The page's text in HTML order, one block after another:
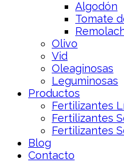
Algodón
Tomate
Olivo
Vid
Oleaginosas
Leguminosas
Productos
Fertilizantes
Fertilizantes
Fertilizantes
Blog
Contacto